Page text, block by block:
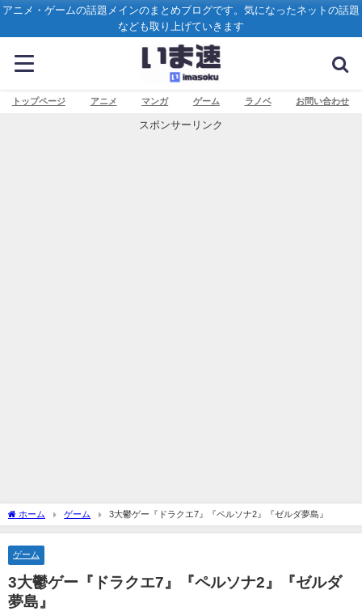
アニメ・ゲームの話題メインのまとめブログです。気になったネットの話題
なども取り上げていきます
トップページ アニメ マンガ ゲーム ラノベ お問い合わせ
スポンサーリンク
ホーム ゲーム 3大鬱ゲー『ドラクエ7』『ペルソナ2』『ゼルダ夢島』
ゲーム
3大鬱ゲー『ドラクエ7』『ペルソナ2』『ゼルダ
夢島』